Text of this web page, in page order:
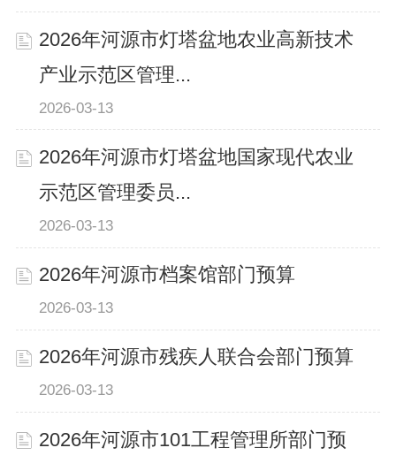
2026年河源市灯塔盆地农业高新技术
产业示范区管理...
2026-03-13
2026年河源市灯塔盆地国家现代农业
示范区管理委员...
2026-03-13
2026年河源市档案馆部门预算
2026-03-13
2026年河源市残疾人联合会部门预算
2026-03-13
2026年河源市101工程管理所部门预